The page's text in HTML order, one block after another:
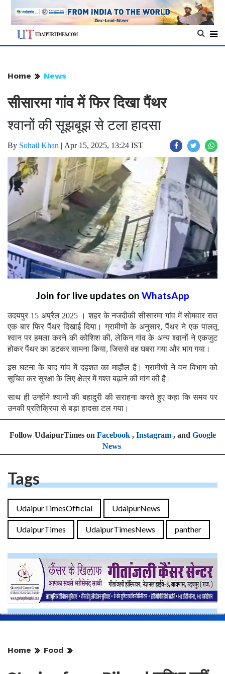
Home News
सीसारमा गांव में फिर दिखा पैंथर
श्वानों की सूझबूझ से टला हादसा
By Sohail Khan | Apr 15, 2025, 13:24 IST
Join for live updates on WhatsApp
उदयपुर 15 अप्रैल 2025 । शहर के नजदीकी सीसारमा गांव में सोमवार रात
एक बार फिर पैंथर दिखाई दिया। ग्रामीणों के अनुसार, पैंथर ने एक पालतू
श्वान पर हमला करने की कोशिश की, लेकिन गांव के अन्य श्वानों ने एकजुट
होकर पैंथर का डटकर सामना किया, जिससे वह घबरा गया और भाग गया।
इस घटना के बाद गांव में दहशत का माहौल है। ग्रामीणों ने वन विभाग को
सूचित कर सुरक्षा के लिए क्षेत्र में गश्त बढ़ाने की मांग की है।
साथ ही उन्होंने श्वानों की बहादुरी की सराहना करते हुए कहा कि समय पर
उनकी प्रतिक्रिया से बड़ा हादसा टल गया।
Follow UdaipurTimes on Facebook, Instagram, and Google
News
Tags
UdaipurTimesOfficial UdaipurNews
UdaipurTimes UdaipurTimesNews panther
Home Food